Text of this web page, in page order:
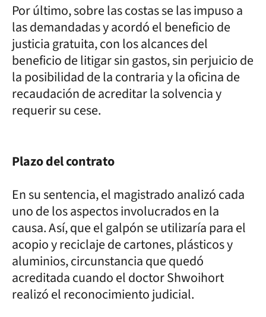
Por último, sobre las costas se las impuso a
las demandadas y acordó el beneficio de
justicia gratuita, con los alcances del
beneficio de litigar sin gastos, sin perjuicio de
la posibilidad de la contraria y la oficina de
recaudación de acreditar la solvencia y
requerir su cese.
Plazo del contrato
En su sentencia, el magistrado analizó cada
uno de los aspectos involucrados en la
causa. Así, que el galpón se utilizaría para el
acopio y reciclaje de cartones, plásticos y
aluminios, circunstancia que quedó
acreditada cuando el doctor Shwoihort
realizó el reconocimiento judicial.